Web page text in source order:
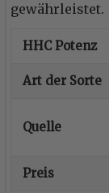
gewährleistet.
HHC Potenz
Art der Sorte
Quelle
Preis